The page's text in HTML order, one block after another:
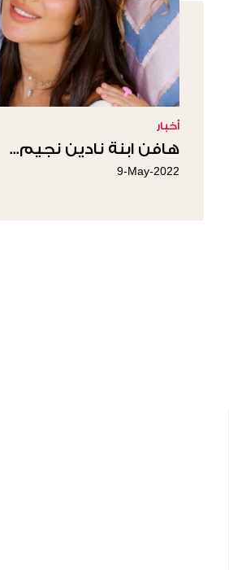
أخبار
هافن ابنة نادين نجيم...
9-May-2022